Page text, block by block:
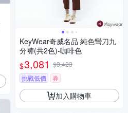
KeyWear奇威名品 純色彎刀九
分褲(共2色)-咖啡色
$3,081 $3,423
挑戰低價
券
加入購物車